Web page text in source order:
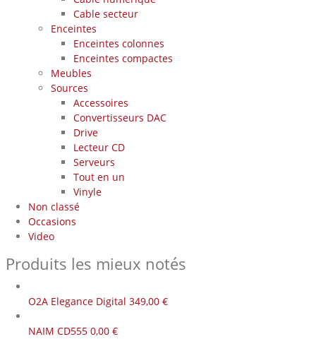
Cable secteur
Enceintes
Enceintes colonnes
Enceintes compactes
Meubles
Sources
Accessoires
Convertisseurs DAC
Drive
Lecteur CD
Serveurs
Tout en un
Vinyle
Non classé
Occasions
Video
Produits les mieux notés
O2A Elegance Digital 349,00 €
NAIM CD555 0,00 €